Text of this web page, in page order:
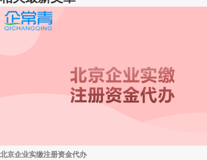
北京企业实缴注册资金代办